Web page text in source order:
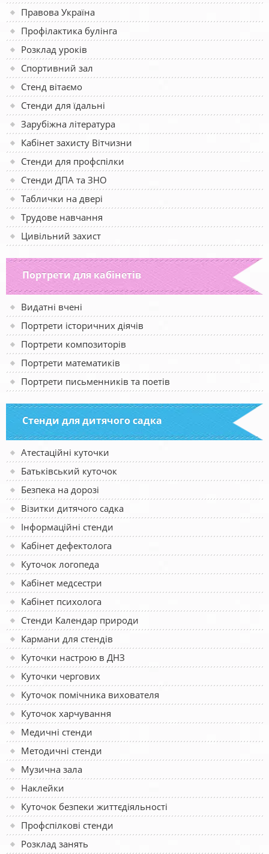
Правова Україна
Профілактика булінга
Розклад уроків
Спортивний зал
Стенд вітаємо
Стенди для їдальні
Зарубіжна література
Кабінет захисту Вітчизни
Стенди для профспілки
Стенди ДПА та ЗНО
Таблички на двері
Трудове навчання
Цивільний захист
Портрети для кабінетів
Видатні вчені
Портрети історичних діячів
Портрети композиторів
Портрети математиків
Портрети письменників та поетів
Стенди для дитячого садка
Атестаційні куточки
Батьківський куточок
Безпека на дорозі
Візитки дитячого садка
Інформаційні стенди
Кабінет дефектолога
Куточок логопеда
Кабінет медсестри
Кабінет психолога
Стенди Календар природи
Кармани для стендів
Куточки настрою в ДНЗ
Куточки чергових
Куточок помічника вихователя
Куточок харчування
Медичні стенди
Методичні стенди
Музична зала
Наклейки
Куточок безпеки життєдіяльності
Профспілкові стенди
Розклад занять